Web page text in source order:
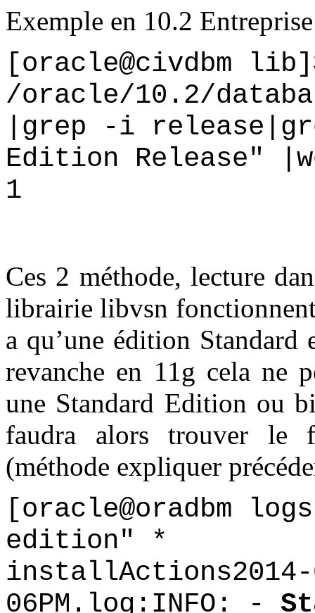
Exemple en 10.2
[oracle@civdbm
/oracle/10.2/
|grep -i
Edition Release"
1
Ces 2 méthode, lecture
librairie libvsn
a qu’une édition Standard
revanche en 11g cela ne
une Standard Edition ou
faudra alors trouver le
(méthode expliquer
[oracle@oradbm
edition" *
installActions2014-
06PM.log:INFO: -